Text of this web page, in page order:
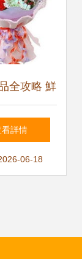
全攻略 鮮
生活用品
價導購
看詳情
06-18